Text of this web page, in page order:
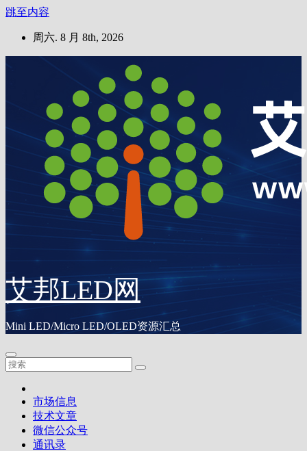
跳至内容
周六. 8 月 8th, 2026
艾邦LED网
Mini LED/Micro LED/OLED资源汇总
市场信息
技术文章
微信公众号
通讯录